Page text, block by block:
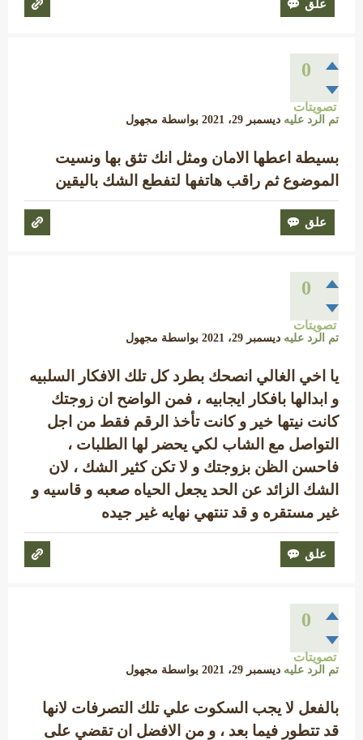
0
تصويتات
تم الرد عليه ديسمبر 29، 2021 بواسطة مجهول
بسيطة اعطها الامان ومثل انك تثق بها ونسيت
الموضوع ثم راقب هاتفها لتفطع الشك باليقين
0
تصويتات
تم الرد عليه ديسمبر 29، 2021 بواسطة مجهول
يا اخي الغالي انصحك بطرد كل تلك الافكار السلبيه
و ابدالها بافكار ايجابيه ، فمن الواضح ان زوجتك
كانت نيتها خير و كانت تأخذ الرقم فقط من اجل
التواصل مع الشاب لكي يحضر لها الطلبات ،
فاحسن الظن بزوجتك و لا تكن كثير الشك ، لان
الشك الزائد عن الحد يجعل الحياه صعبه و قاسيه و
غير مستقره و قد تنتهي نهايه غير جيده
0
تصويتات
تم الرد عليه ديسمبر 29، 2021 بواسطة مجهول
بالفعل لا يجب السكوت علي تلك التصرفات لانها
قد تتطور فيما بعد ، و من الافضل ان تقضي على